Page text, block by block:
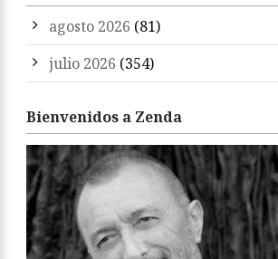
agosto 2026 (81)
julio 2026 (354)
Bienvenidos a Zenda